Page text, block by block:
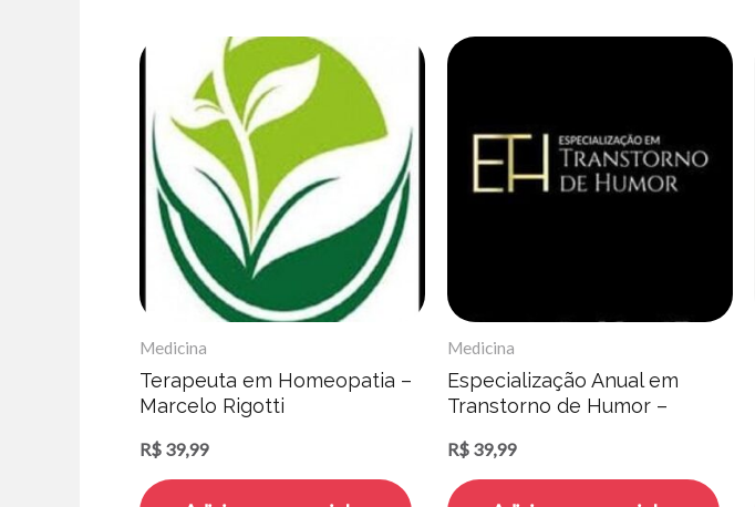
Medicina
Terapeuta em Homeopatia –
Marcelo Rigotti
R$ 39,99
Medicina
Especialização Anual em
Transtorno de Humor –
R$ 39,99